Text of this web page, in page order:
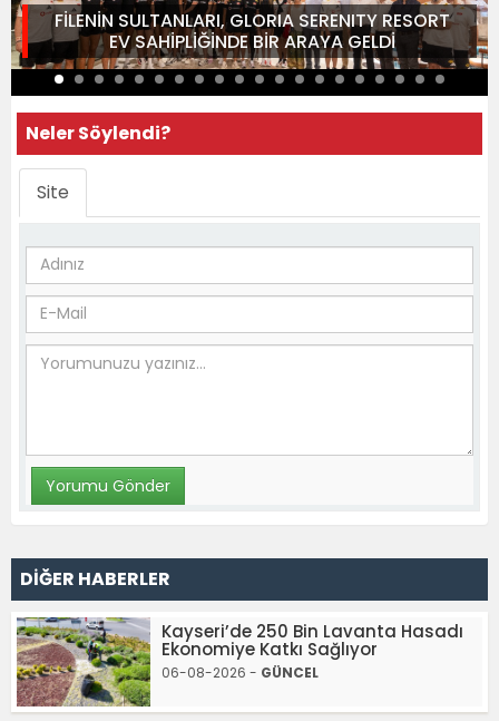
FİLENİN SULTANLARI, GLORIA SERENITY RESORT
EV SAHİPLİĞİNDE BİR ARAYA GELDİ
Neler Söylendi?
Site
DİĞER HABERLER
Kayseri’de 250 Bin Lavanta Hasadı
Ekonomiye Katkı Sağlıyor
06-08-2026 - GÜNCEL